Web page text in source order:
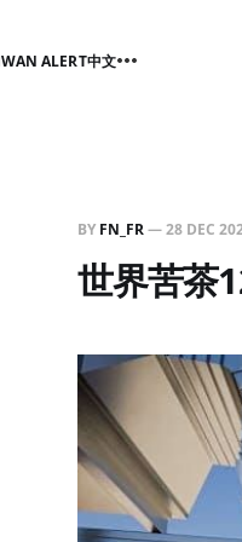
ALERT中文
BY FN_FR—28 DEC
世界苦茶